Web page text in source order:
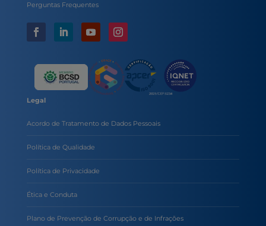
Perguntas Frequentes
Legal
Acordo de Tratamento de Dados Pessoais
Política de Qualidade
Política de Privacidade
Ética e Conduta
Plano de Prevenção de Corrupção e de Infrações